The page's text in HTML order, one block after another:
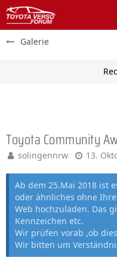
Galerie
Toyota Community
solingennrw 13.
Ab dem 25.Mai 2018 ist
oder ähnliches ohne
Web hochzuladen. Das
Kennzeichen etc.
Wir prüfen vorab ,ob
Wir bitten um